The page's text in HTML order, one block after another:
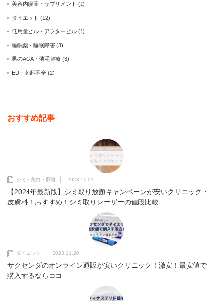
美容内服薬・サプリメント (1)
ダイエット (12)
低用量ピル・アフターピル (1)
睡眠薬・睡眠障害 (3)
男のAGA・薄毛治療 (3)
ED・勃起不全 (2)
おすすめ記事
シミ・美白・肝斑 2023.11.01
【2024年最新版】シミ取り放題キャンペーンが安いクリニック・
皮膚科！おすすめ！シミ取りレーザーの値段比較
ダイエット 2023.11.20
サクセンダのオンライン通販が安いクリニック！激安！最安値で
購入するならココ